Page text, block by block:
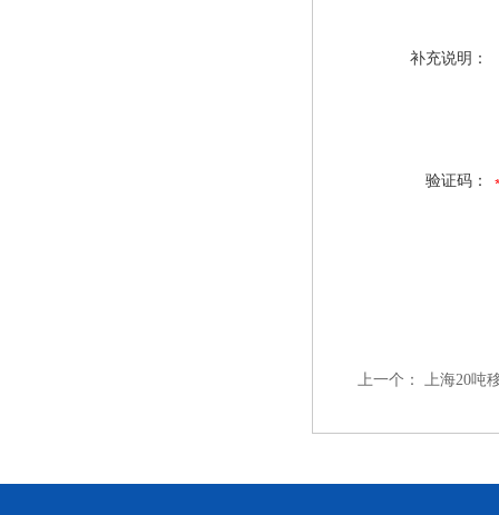
补充说明：
验证码：
上一个： 上海20吨